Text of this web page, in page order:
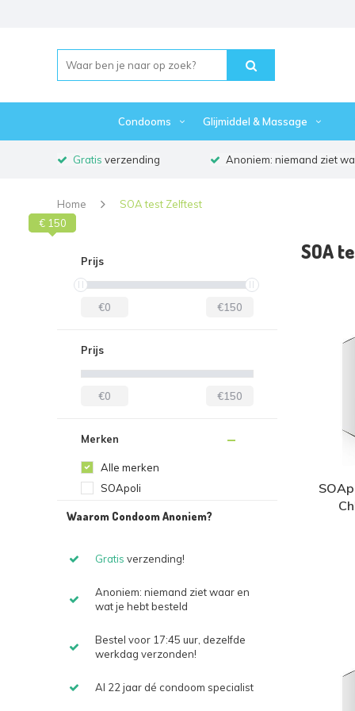
Condooms Glijmiddel & Massage
Gratis verzending Anoniem: niemand ziet
Home SOA test Zelftest
Prijs
€0 €150
€ 0
€ 150
Prijs
€0 €150
Merken
Alle merken
SOApoli
Waarom Condoom Anoniem?
Gratis verzending!
Anoniem: niemand ziet waar en
wat je hebt besteld
Bestel voor 17:45 uur, dezelfde
werkdag verzonden!
Al 22 jaar dé condoom specialist
SOA